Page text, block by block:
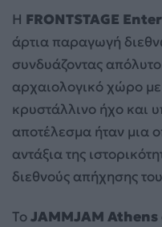
Η FRONTSTAGE
άρτια παραγωγή
συνδυάζοντας
αρχαιολογικό χώρο με
κρυστάλλινο ήχο και
αποτέλεσμα ήταν μια
αντάξια της
διεθνούς απήχησης
ΤοJAMMJAM Athens